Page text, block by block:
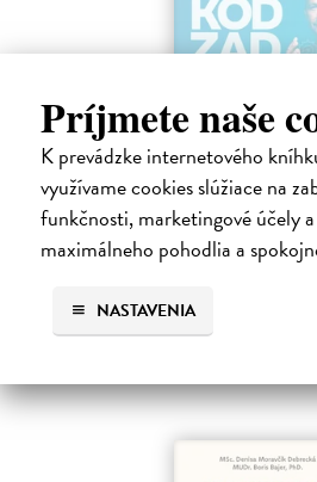
Príjmete naše
K prevádzke internetového
využívame cookies slúžiace na
funkčnosti, marketingové účely
maximálneho pohodlia a
NASTAVENIA
Kód zad
Novotný Michal| Kniha
Co dělat, když vás bolí záda? Cvičit?
17,96 €